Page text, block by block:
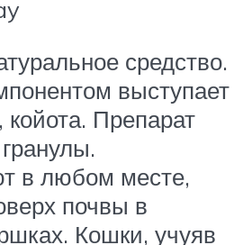
средство.
выступает
Препарат
в любом месте,
почвы в
Кошки, учуяв